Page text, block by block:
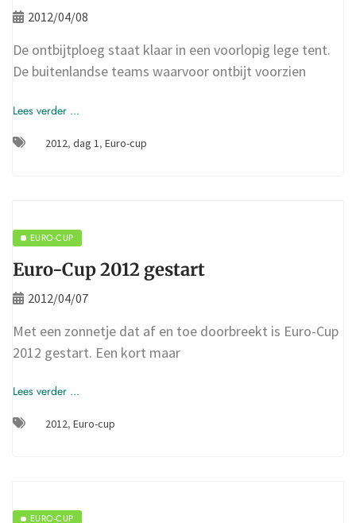
2012/04/08
De ontbijtploeg staat klaar in een voorlopig lege tent.
De buitenlandse teams waarvoor ontbijt voorzien
Lees verder ...
2012, dag 1 , Euro-cup
EURO-CUP
Euro-Cup 2012 gestart
2012/04/07
Met een zonnetje dat af en toe doorbreekt is Euro-Cup
2012 gestart. Een kort maar
Lees verder ...
2012, Euro-cup
EURO-CUP